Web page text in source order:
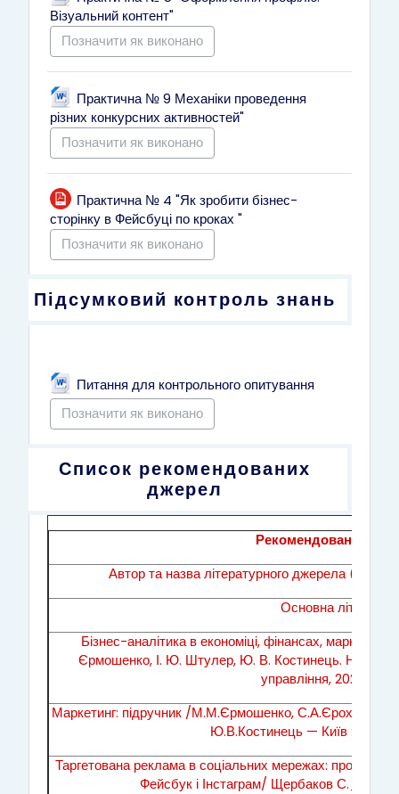
Візуальний контент"Файл
Позначити як виконано
Практична № 9 Механіки проведення
різних конкурсних активностей"Файл
Позначити як виконано
Практична № 4 "Як зробити бізнес-
сторінку в Фейсбуці по кроках "Файл
Позначити як виконано
Підсумковий контроль знань
Питання для контрольного опитуванняФайл
Позначити як виконано
Список рекомендованих
джерел
Рекомендована
Автор та назва літературного джерела
Основна
Бізнес-аналітика в економіці, фінансах,
Єрмошенко, І. Ю. Штулер, Ю. В. Костинець.
управління, 2020 —
Маркетинг: підручник /М.М.Єрмошенко, С.А.Єрохін,
Ю.В.Костинець — Київ : HAY,
Таргетована реклама в соціальних мережах: просто в
Фейсбук і Інстаграм/ Щербаков С._